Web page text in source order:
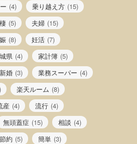
(4) 乗り越え方 (15)
(5) 夫婦 (15)
(8) 妊活 (7)
県 (4) 家計簿 (5)
新婚 (3) 業務スーパー (4)
楽天ルーム (8)
産 (4) 流行 (4)
無頭蓋症 (15) 相談 (4)
節約 (5) 簡単 (3)